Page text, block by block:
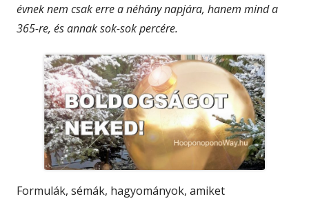
évnek nem csak erre a néhány napjára, hanem mind a
365-re, és annak sok-sok percére.
Formulák, sémák, hagyományok, amiket